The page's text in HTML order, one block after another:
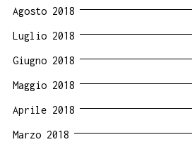
Agosto 2018
Luglio 2018
Giugno 2018
Maggio 2018
Aprile 2018
Marzo 2018